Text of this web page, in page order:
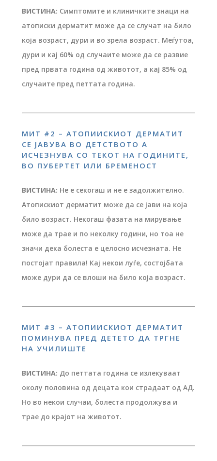
ВИСТИНА: Симптомите и клиничките знаци на
атописки дерматит може да се случат на било
која возраст, дури и во зрела возраст. Меѓутоа,
дури и кај 60% од случаите може да се развие
пред првата година од животот, а кај 85% од
случаите пред петтата година.
МИТ #2 – АТОПИИСКИОТ ДЕРМАТИТ
СЕ ЈАВУВА ВО ДЕТСТВОТО А
ИСЧЕЗНУВА СО ТЕКОТ НА ГОДИНИТЕ,
ВО ПУБЕРТЕТ ИЛИ БРЕМЕНОСТ
ВИСТИНА: Не е секогаш и не е задолжително.
Атопискиот дерматит може да се јави на која
било возраст. Некогаш фазата на мирување
може да трае и по неколку години, но тоа не
значи дека болеста е целосно исчезната. Не
постојат правила! Кај некои луѓе, состојбата
може дури да се влоши на било која возраст.
МИТ #3 – АТОПИИСКИОТ ДЕРМАТИТ
ПОМИНУВА ПРЕД ДЕТЕТО ДА ТРГНЕ
НА УЧИЛИШТЕ
ВИСТИНА: До петтата година се излекуваат
околу половина од децата кои страдаат од АД.
Но во некои случаи, болеста продолжува и
трае до крајот на животот.